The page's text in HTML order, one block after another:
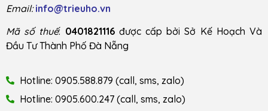
Email: info@trieuho.vn
Mã số thuế: 0401821116được cấp bởi Sở Kế Hoạch Và
Đầu Tư Thành Phố Đà Nẵng
Hotline: 0905.588.879 (call, sms, zalo)
Hotline: 0905.600.247 (call, sms, zalo)